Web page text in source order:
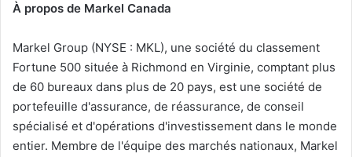
À propos de Markel Canada
Markel Group (NYSE : MKL), une société du classement
Fortune 500 située à Richmond en Virginie, comptant plus
de 60 bureaux dans plus de 20 pays, est une société de
portefeuille d'assurance, de réassurance, de conseil
spécialisé et d'opérations d'investissement dans le monde
entier. Membre de l'équipe des marchés nationaux, Markel